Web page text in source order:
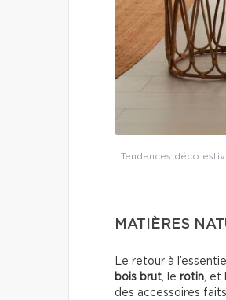
Tendances déco
MATIÈRES
Le retour à
bois brut, le rotin, et
des accessoires